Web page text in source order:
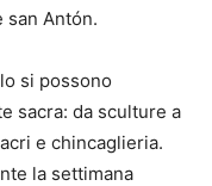
san Antón.
si possono
sacra: da sculture a
e chincaglieria.
la settimana